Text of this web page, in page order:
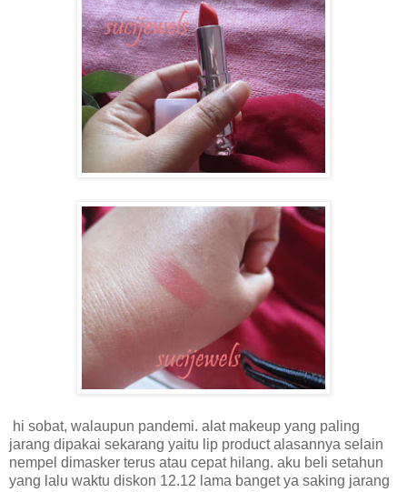
hi sobat, walaupun pandemi. alat makeup yang paling
jarang dipakai sekarang yaitu lip product alasannya selain
nempel dimasker terus atau cepat hilang. aku beli setahun
yang lalu waktu diskon 12.12 lama banget ya saking jarang